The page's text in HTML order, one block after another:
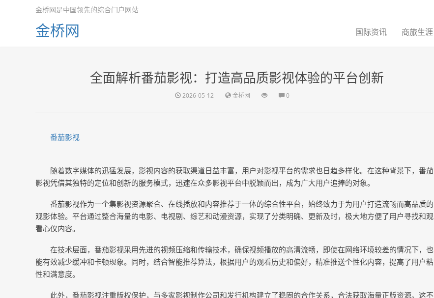
金桥网是中国领先的综合门户网站
金桥网 国际资讯 商旅生涯
全面解析番茄影视：打造高品质影视体验的平台创新
2026-05-12 金桥网 0
番茄影视
随着数字媒体的迅猛发展，影视内容的获取渠道日益丰富，用户对影视平台的需求也日趋多样化。在这种背景下，番茄
影视凭借其独特的定位和创新的服务模式，迅速在众多影视平台中脱颖而出，成为广大用户追捧的对象。
番茄影视作为一个集影视资源聚合、在线播放和内容推荐于一体的综合性平台，始终致力于为用户打造流畅而高品质的
观影体验。平台通过整合海量的电影、电视剧、综艺和动漫资源，实现了分类明确、更新及时，极大地方便了用户寻找和观
看心仪内容。
在技术层面，番茄影视采用先进的视频压缩和传输技术，确保视频播放的高清流畅，即使在网络环境较差的情况下，也
能有效减少缓冲和卡顿现象。同时，结合智能推荐算法，根据用户的观看历史和偏好，精准推送个性化内容，提高了用户粘
性和满意度。
此外，番茄影视注重版权保护，与多家影视制作公司和发行机构建立了稳固的合作关系，合法获取海量正版资源。这不